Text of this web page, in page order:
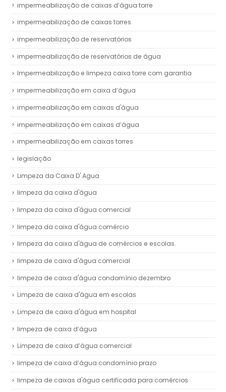
impermeabilização de caixas d’água torre
impermeabilização de caixas torres
impermeabilização de reservatórios
impermeabilização de reservatórios de água
Impermeabilização e limpeza caixa torre com garantia
impermeabilização em caixa d’água
impermeabilização em caixas d'água
impermeabilização em caixas d’água
impermeabilização em caixas torres
legislação
Limpeza da Caixa D' Agua
limpeza da caixa d'água
limpeza da caixa d'água comercial
limpeza da caixa d'água comércio
limpeza da caixa d'água de comércios e escolas.
limpeza de caixa d'água comercial
limpeza de caixa d'água condomínio dezembro
Limpeza de caixa d'água em escolas
Limpeza de caixa d'água em hospital
limpeza de caixa d’água
Limpeza de caixa d’água comercial
limpeza de caixa d’água condomínio prazo
limpeza de caixas d'água certificada para comércios